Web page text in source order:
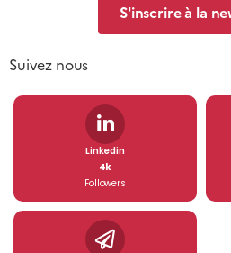
S'inscrire à la
Suivez nous
Linkedin
4k
Followers